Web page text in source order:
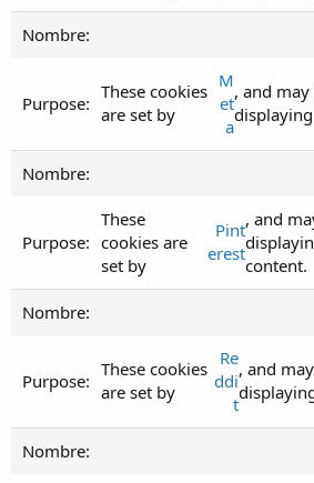
These cookies
are set by
M
et
a
, and
These
cookies are
set by
Pint
erest
, and
content.
These cookies
are set by
Re
ddi
t
, and